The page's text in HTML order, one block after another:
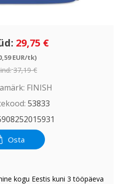
29,75 €
EUR/tk)
37,19 €
FINISH
53833
Osta
kogu Eestis kuni 3 tööpäeva